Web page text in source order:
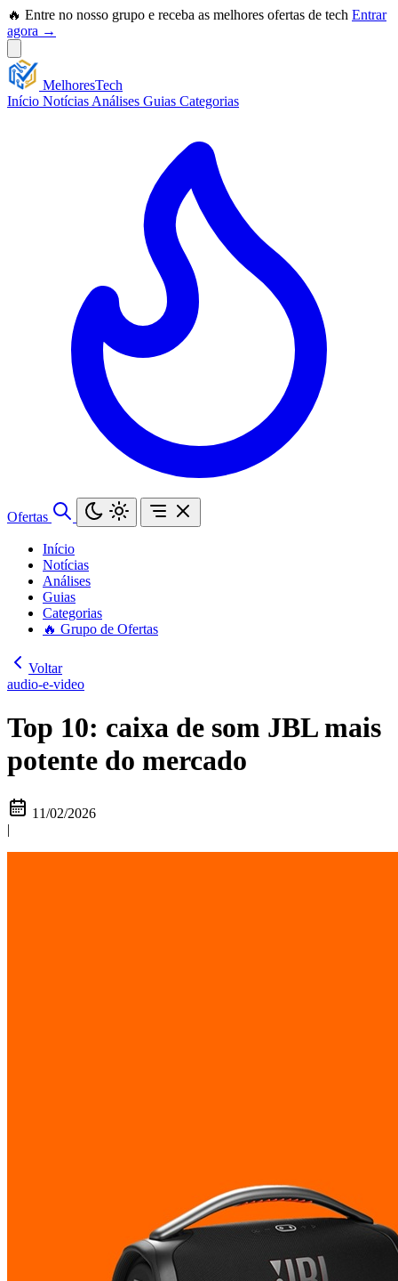
🔥 Entre no nosso grupo e receba as melhores ofertas de tech Entrar
agora →
MelhoresTech
Início Notícias Análises Guias Categorias
Ofertas
Início
Notícias
Análises
Guias
Categorias
🔥 Grupo de Ofertas
Voltar
audio-e-video
Top 10: caixa de som JBL mais
potente do mercado
11/02/2026
|